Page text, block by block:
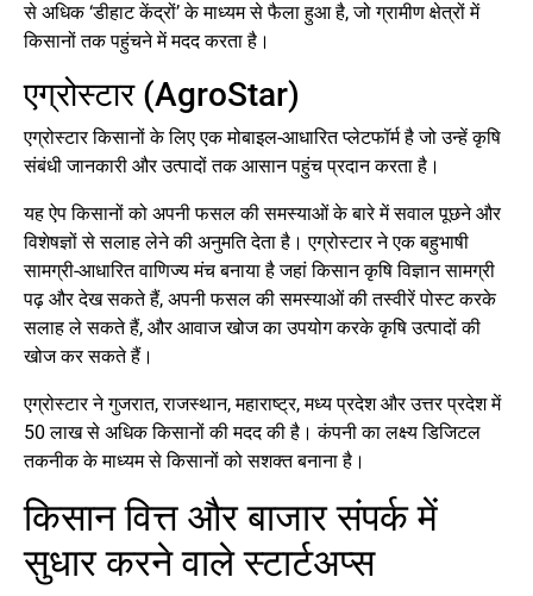
से अधिक ‘डीहाट केंद्रों’ के माध्यम से फैला हुआ है, जो ग्रामीण क्षेत्रों में
किसानों तक पहुंचने में मदद करता है।
एग्रोस्टार (AgroStar)
एग्रोस्टार किसानों के लिए एक मोबाइल-आधारित प्लेटफॉर्म है जो उन्हें कृषि
संबंधी जानकारी और उत्पादों तक आसान पहुंच प्रदान करता है।
यह ऐप किसानों को अपनी फसल की समस्याओं के बारे में सवाल पूछने और
विशेषज्ञों से सलाह लेने की अनुमति देता है। एग्रोस्टार ने एक बहुभाषी
सामग्री-आधारित वाणिज्य मंच बनाया है जहां किसान कृषि विज्ञान सामग्री
पढ़ और देख सकते हैं, अपनी फसल की समस्याओं की तस्वीरें पोस्ट करके
सलाह ले सकते हैं, और आवाज खोज का उपयोग करके कृषि उत्पादों की
खोज कर सकते हैं।
एग्रोस्टार ने गुजरात, राजस्थान, महाराष्ट्र, मध्य प्रदेश और उत्तर प्रदेश में
50 लाख से अधिक किसानों की मदद की है। कंपनी का लक्ष्य डिजिटल
तकनीक के माध्यम से किसानों को सशक्त बनाना है।
किसान वित्त और बाजार संपर्क में
सुधार करने वाले स्टार्टअप्स